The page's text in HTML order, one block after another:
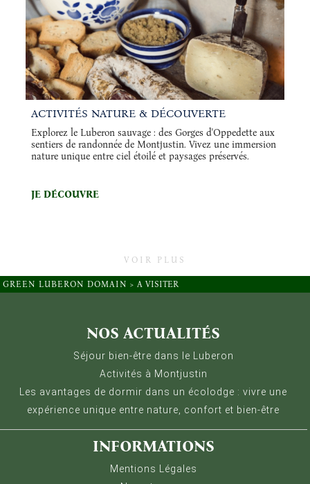
ACTIVITÉS NATURE & DÉCOUVERTE
Explorez le Luberon sauvage : des Gorges d'Oppedette aux
sentiers de randonnée de Montjustin. Vivez une immersion
nature unique entre ciel étoilé et paysages préservés.
JE DÉCOUVRE
VOIR PLUS
GREEN LUBERON DOMAIN > A VISITER
NOS ACTUALITÉS
Séjour bien-être dans le Luberon
Activités à Montjustin
Les avantages de dormir dans un écolodge : vivre une
expérience unique entre nature, confort et bien-être
INFORMATIONS
Mentions Légales